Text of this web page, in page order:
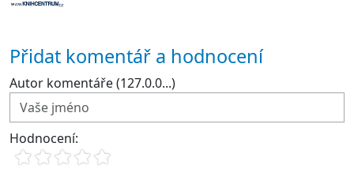
Přidat komentář a hodnocení
Autor komentáře (127.0.0...)
Hodnocení: